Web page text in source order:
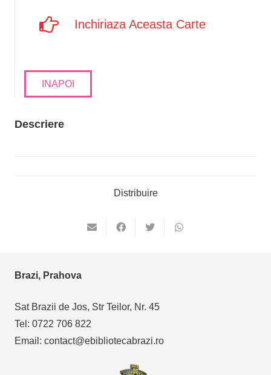
Inchiriaza Aceasta Carte
INAPOI
Descriere
Distribuire
Brazi, Prahova
Sat Brazii de Jos, Str Teilor, Nr. 45
Tel: 0722 706 822
Email: contact@ebibliotecabrazi.ro